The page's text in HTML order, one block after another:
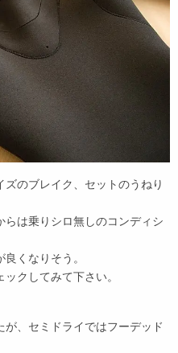
のブレイク、セットのうねり
は乗りシロ無しのコンディシ
くなりそう。
クしてみて下さい。
、セミドライではフーデッド